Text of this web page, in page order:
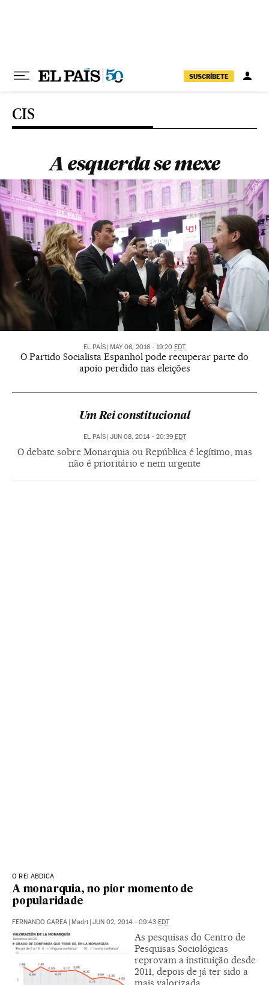
SUSCRÍBETE
CIS
A esquerda se mexe
EL PAÍS MAY 06, 2016 - 19:20 EDT
O Partido Socialista Espanhol pode recuperar parte do
apoio perdido nas eleições
Um Rei constitucional
EL PAÍS JUN 08, 2014 - 20:39 EDT
O debate sobre Monarquia ou República é legítimo, mas
não é prioritário e nem urgente
O REI ABDICA
A monarquia, no pior momento de
popularidade
FERNANDO GAREA Madri JUN 02, 2014 - 09:43 EDT
As pesquisas do Centro de
Pesquisas Sociológicas
reprovam a instituição desde
2011, depois de já ter sido a